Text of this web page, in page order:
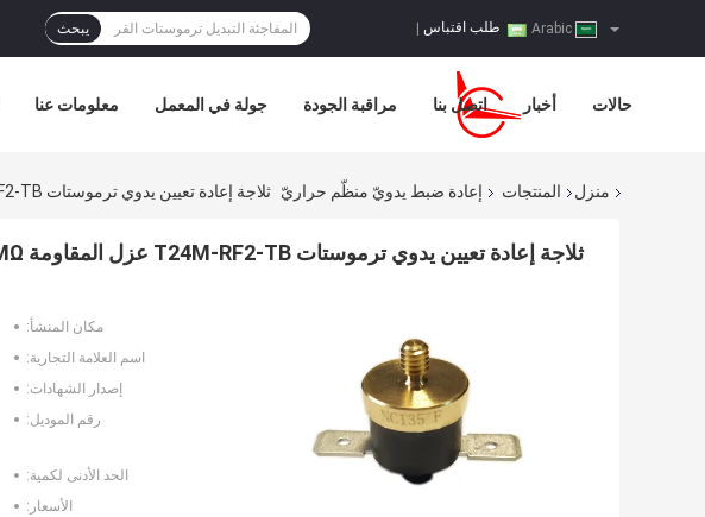
طلب اقتباس يبحث
معلومات عنا جولة في المعمل مراقبة الجودة اتصل بنا أخبار حالات
منزل المنتجات إعادة ضبط يدويّ منظّم حراريّ ثلاجة إعادة تعيين يدوي ترموستات T24M-RF2-TB عزل المقاومة 100MΩ أو أكثر
ثلاجة إعادة تعيين يدوي ترموستات T24M-RF2-TB عزل المقاومة 100MΩ أو أكثر
مكان المنشأ:
اسم العلامة التجارية:
إصدار الشهادات:
رقم الموديل:
الحد الأدنى لكمية:
الأسعار: